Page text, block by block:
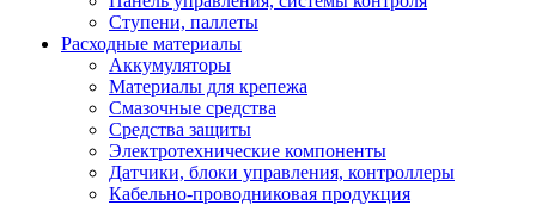
Ступени, паллеты
Расходные материалы
Аккумуляторы
Материалы для крепежа
Смазочные средства
Средства защиты
Электротехнические компоненты
Датчики, блоки управления, контроллеры
Кабельно-проводниковая продукция